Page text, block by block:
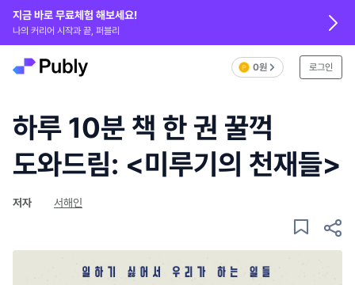
지금 바로 무료체험 해보세요!
나의 커리어 시작과 끝, 퍼블리
0원 로그인
하루 10분 책 한 권 꿀꺽
도와드림: <미루기의 천재들>
저자 서해인